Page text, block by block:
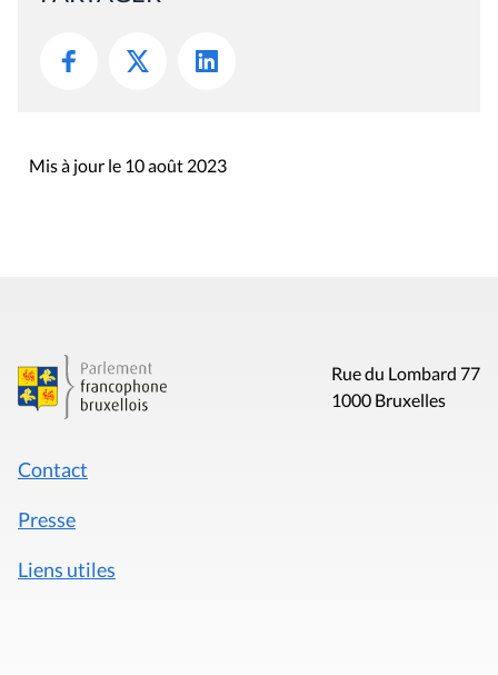
Mis à jour le 10 août 2023
Rue du Lombard 77
1000 Bruxelles
Contact
Presse
Liens utiles